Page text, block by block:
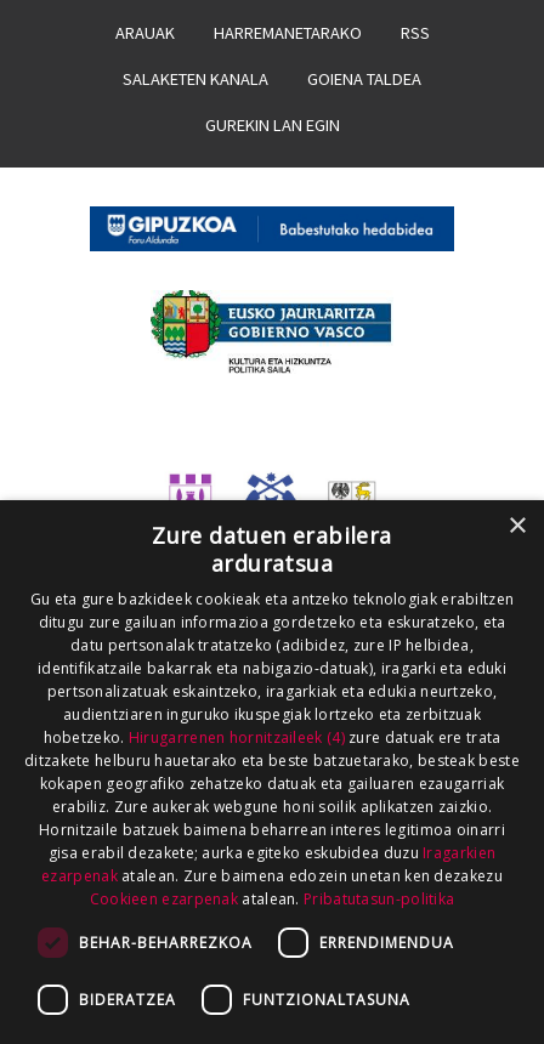
ARAUAK HARREMANETARAKO RSS
SALAKETEN KANALA GOIENA TALDEA
GUREKIN LAN EGIN
×
Zure datuen erabilera
arduratsua
Gu eta gure bazkideek cookieak eta antzeko teknologiak erabiltzen
ditugu zure gailuan informazioa gordetzeko eta eskuratzeko, eta
datu pertsonalak tratatzeko (adibidez, zure IP helbidea,
identifikatzaile bakarrak eta nabigazio-datuak), iragarki eta eduki
pertsonalizatuak eskaintzeko, iragarkiak eta edukia neurtzeko,
audientziaren inguruko ikuspegiak lortzeko eta zerbitzuak
hobetzeko. Hirugarrenen hornitzaileek (4)zure datuak ere trata
ditzakete helburu hauetarako eta beste batzuetarako, besteak beste
kokapen geografiko zehatzeko datuak eta gailuaren ezaugarriak
erabiliz. Zure aukerak webgune honi soilik aplikatzen zaizkio.
Hornitzaile batzuek baimena beharrean interes legitimoa oinarri
gisa erabil dezakete; aurka egiteko eskubidea duzu Iragarkien
ezarpenakatalean. Zure baimena edozein unetan ken dezakezu
Cookieen ezarpenak atalean. Pribatutasun-politika
BEHAR-BEHARREZKOA ERRENDIMENDUA
BIDERATZEA FUNTZIONALTASUNA